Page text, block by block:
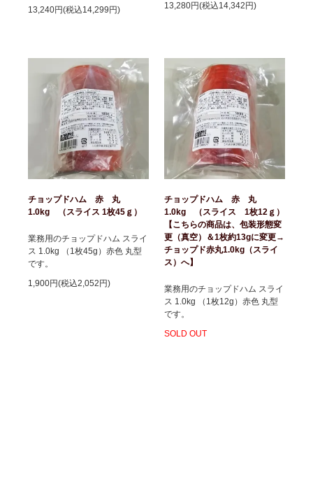
13,240円(税込14,299円)
13,280円(税込14,342円)
チョップドハム 赤 丸
1.0kg （スライス 1枚45ｇ）
業務用のチョップドハム スライ
ス 1.0kg （1枚45g）赤色 丸型
です。
1,900円(税込2,052円)
チョップドハム 赤 丸
1.0kg （スライス 1枚12ｇ）
【こちらの商品は、包装形態変
更（真空）＆1枚約13gに変更→
チョップド赤丸1.0kg（スライ
ス）へ】
業務用のチョップドハム スライ
ス 1.0kg （1枚12g）赤色 丸型
です。
SOLD OUT